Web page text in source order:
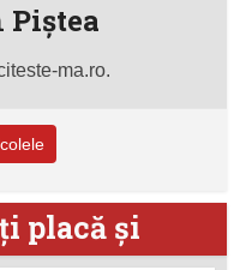
ma.ro.
placă şi